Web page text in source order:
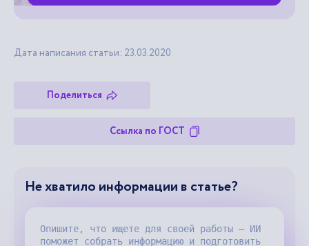
Дата написания статьи: 23.03.2020
Поделиться
Ссылка по ГОСТ
Не хватило информации в статье?